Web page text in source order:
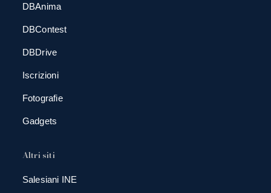
DBAnima
DBContest
DBDrive
Iscrizioni
Fotografie
Gadgets
Altri siti
Salesiani INE